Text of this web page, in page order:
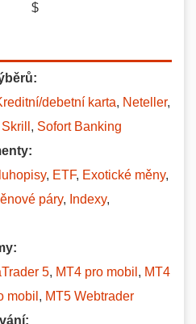
$
debetní karta, Neteller,
Skrill , Sofort Banking
, ETF, Exotické měny,
páry, Indexy,
5, MT4 pro mobil , MT4
mobil , MT5 Webtrader